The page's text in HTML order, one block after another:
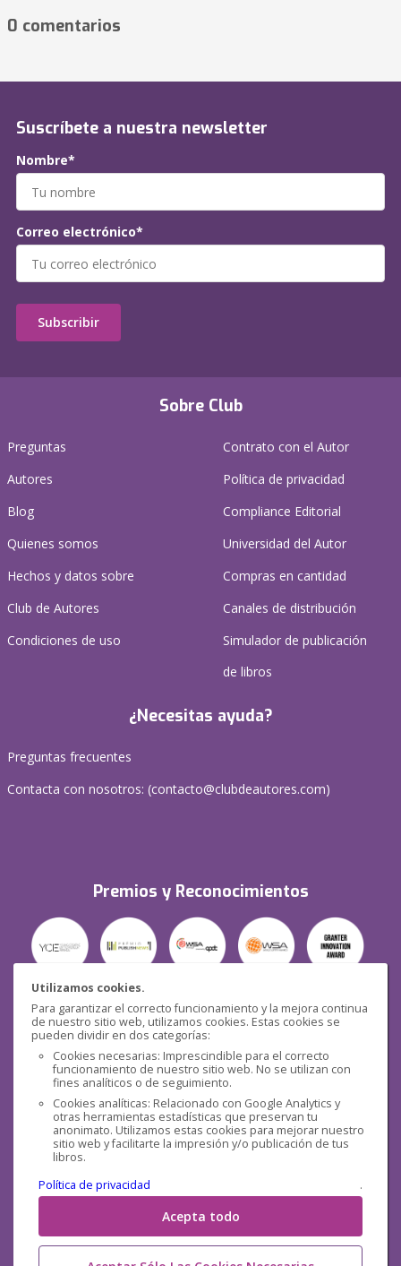
Utilizamos cookies.
Para garantizar el correcto funcionamiento y la mejora continua
de nuestro sitio web, utilizamos cookies. Estas cookies se
pueden dividir en dos categorías:
Cookies necesarias: Imprescindible para el correcto
funcionamiento de nuestro sitio web. No se utilizan con
fines analíticos o de seguimiento.
Cookies analíticas: Relacionado con Google Analytics y
otras herramientas estadísticas que preservan tu
anonimato. Utilizamos estas cookies para mejorar nuestro
sitio web y facilitarte la impresión y/o publicación de tus
libros.
Política de privacidad
.
Acepta todo
0 comentarios
Sobre Club
Preguntas
Autores
Blog
Quienes somos
Hechos y datos sobre
Club de Autores
Condiciones de uso
Contrato con el Autor
Política de privacidad
Compliance Editorial
Universidad del Autor
Compras en cantidad
Canales de distribución
Simulador de publicación
de libros
¿Necesitas ayuda?
Preguntas frecuentes
Contacta con nosotros: (contacto@clubdeautores.com)
Premios y Reconocimientos
Seguridad
Redes sociales
Suscríbete a nuestra newsletter
Nombre*
Correo electrónico*
Subscribir